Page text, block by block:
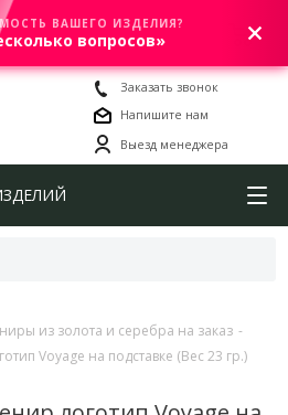
0
Заказать звонок
Напишите нам
Выезд менеджера
из золота и серебра на заказ -
Voyage на подставке (Вес 23 гр.)
ВАШЕГО ИЗДЕЛИЯ?
вопросов»